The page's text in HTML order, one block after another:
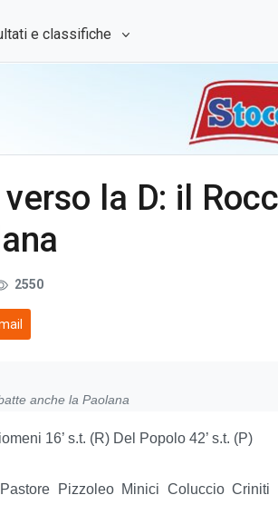
e classifiche
la D: il
2550
anche la Paolana
16’ s.t. (R) Del Popolo 42’ s.t. (P)
Pizzoleo Minici Coluccio Criniti